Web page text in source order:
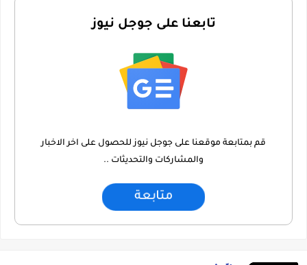
تابعنا على جوجل نيوز
قم بمتابعة موقعنا على جوجل نيوز للحصول على اخر الاخبار
والمشاركات والتحديثات ..
متابعة